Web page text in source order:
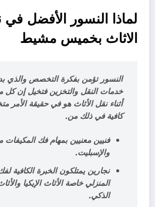
لماذا النسور الأفضل
الاثاث بخميس مشيط
النسور تؤمن بفكرة التخصص والذي
خدمات النقل والتخزين فتخيل إن
أثناء نقل الأثاث هو في حقيقة الأمر
كافية في ذلك من.
فنيين معنيين بمهام فك
والإسبليت.
نجارين يمتلكون الخبرة الكافية
المنزلي خاصة الأثاث الإيكيا
الذكي.